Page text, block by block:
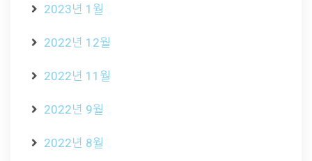
2023년 1월
2022년 12월
2022년 11월
2022년 9월
2022년 8월